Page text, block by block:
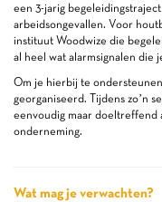
een 3-jarig
arbeidsongevallen. Voor
instituut Woodwize die
al heel wat alarmsignalen die
Om je hierbij te
georganiseerd. Tijdens zo’n
eenvoudig maar doeltreffend
onderneming.
Wat mag je verwachten?